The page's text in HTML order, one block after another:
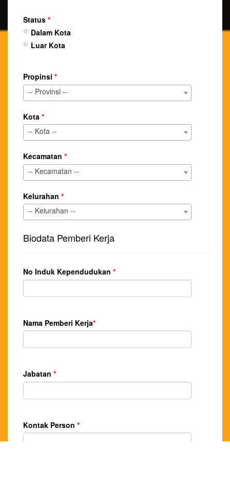
Status *
Dalam Kota
Luar Kota
Propinsi *
-- Provinsi --
Kota *
-- Kota --
Kecamatan *
-- Kecamatan --
Kelurahan *
-- Kelurahan --
Biodata Pemberi Kerja
No Induk Kependudukan *
Nama Pemberi Kerja*
Jabatan *
Kontak Person *